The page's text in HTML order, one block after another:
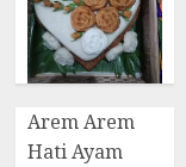
Arem Arem
Hati Ayam